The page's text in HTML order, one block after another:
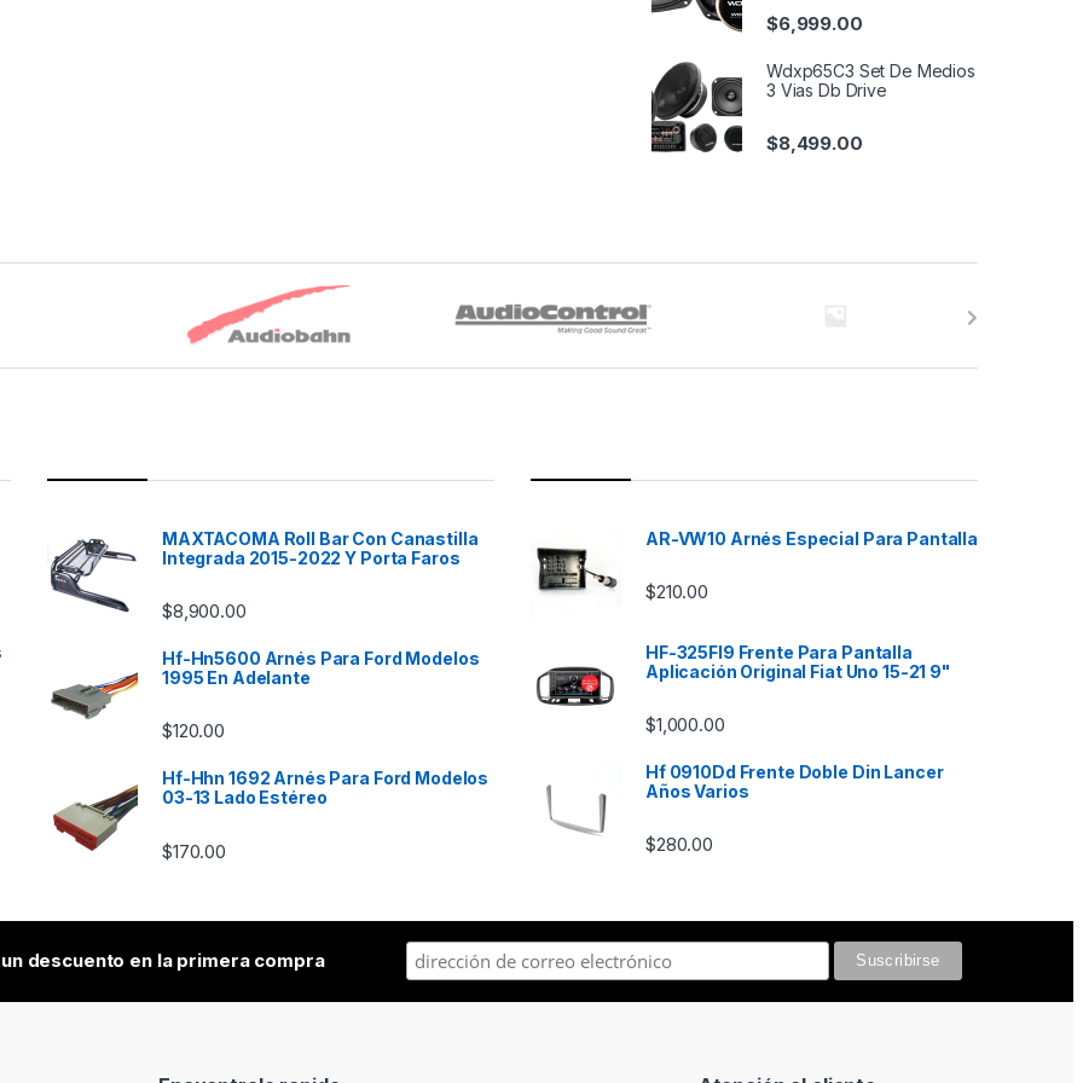
$6,999.00
Wdxp65C3 Set De Medios
3 Vias Db Drive
$8,499.00
MAXTACOMA Roll Bar Con Canastilla
Integrada 2015-2022 Y Porta Faros
$8,900.00
Hf-Hn5600 Arnés Para Ford Modelos
1995 En Adelante
$120.00
Hf-Hhn 1692 Arnés Para Ford Modelos
03-13 Lado Estéreo
$170.00
AR-VW10 Arnés Especial Para Pantalla
$210.00
HF-325FI9 Frente Para Pantalla
Aplicación Original Fiat Uno 15-21 9"
$1,000.00
Hf 0910Dd Frente Doble Din Lancer
Años Varios
$280.00
un descuento en la primera compra